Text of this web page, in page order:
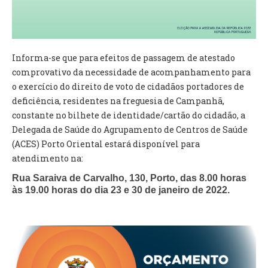
CONSTITUIÇÃO
PRESIDENTE
EXECUTIVO E PELOUROS
ASSEMBLEIA DE FREGUESIA
GRAVAÇÕES DAS REUNIÕES PÚBLICAS DO EXECUTIVO
REGULAMENTOS E TAXAS
PLANO E ORÇAMENTO
RELATÓRIO E CONTAS
Informa-se que para efeitos de passagem de atestado
comprovativo da necessidade de acompanhamento para
o exercício do direito de voto de cidadãos portadores de
deficiência, residentes na freguesia de Campanhã,
constante no bilhete de identidade/cartão do cidadão, a
Delegada de Saúde do Agrupamento de Centros de Saúde
(ACES) Porto Oriental estará disponível para
atendimento na:
Rua Saraiva de Carvalho, 130, Porto, das 8.00 horas
às 19.00 horas do dia 23 e 30 de janeiro de 2022.